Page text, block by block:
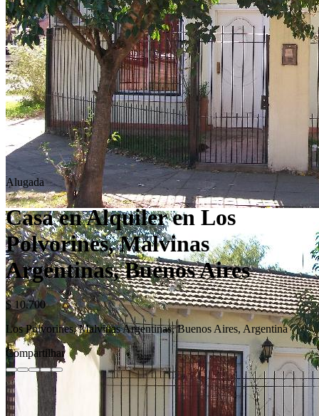
Alugada
Casa en Alquiler en Los
Polvorines, Malvinas
Argentinas, Buenos Aires
$ 10.700
Los Polvorines, Malvinas Argentinas, Buenos Aires, Argentina
Compartilhar